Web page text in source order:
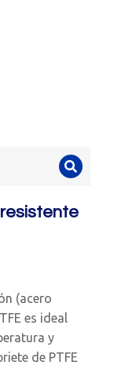
(acero
es ideal
y
de PTFE